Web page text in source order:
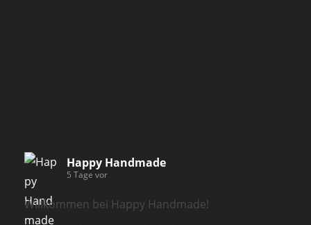
Happy Handmade
5 Tage vor
Willkommen bei Happy Handmade!